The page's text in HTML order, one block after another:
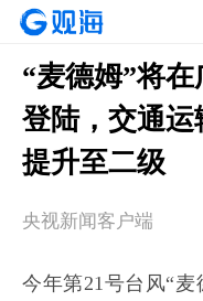
“麦德姆”将
登陆，交通
提升至二级
央视新闻客户端
今年第21号台风“